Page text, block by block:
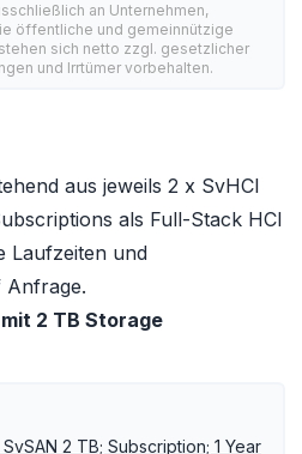
an Unternehmen,
öffentliche und gemeinnützige
sich netto zzgl. gesetzlicher
und Irrtümer vorbehalten.
aus jeweils 2 x SvHCI
als Full-Stack HCI
Laufzeiten und
Anfrage.
2 TB Storage
2 TB; Subscription; 1 Year